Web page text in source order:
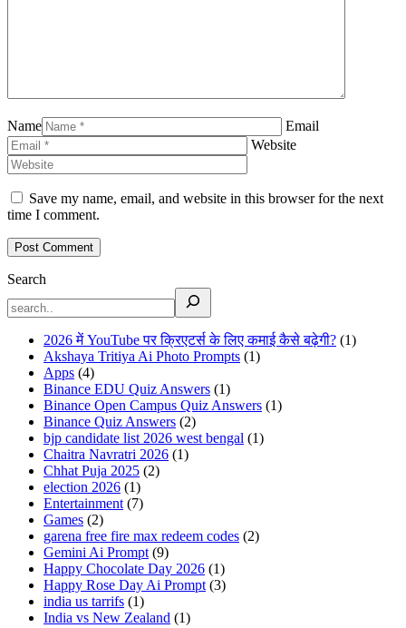
Name
Email
Website
Save my name, email, and website in this browser for the next
time I comment.
Search
2026 में YouTube पर क्रिएटर्स के लिए कमाई कैसे बढ़ेगी? (1)
Akshaya Tritiya Ai Photo Prompts (1)
Apps (4)
Binance EDU Quiz Answers (1)
Binance Open Campus Quiz Answers (1)
Binance Quiz Answers (2)
bjp candidate list 2026 west bengal (1)
Chaitra Navratri 2026 (1)
Chhat Puja 2025 (2)
election 2026 (1)
Entertainment (7)
Games (2)
garena free fire max redeem codes (2)
Gemini Ai Prompt (9)
Happy Chocolate Day 2026 (1)
Happy Rose Day Ai Prompt (3)
india us tarrifs (1)
India vs New Zealand (1)